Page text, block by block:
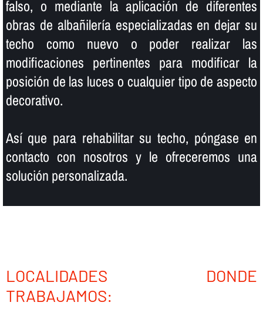
falso, o mediante la aplicación de diferentes
obras de albañilerí­a especializadas en dejar su
techo como nuevo o poder realizar las
modificaciones pertinentes para modificar la
posición de las luces o cualquier tipo de aspecto
decorativo.
Así­ que para rehabilitar su techo, póngase en
contacto con nosotros y le ofreceremos una
solución personalizada.
LOCALIDADES DONDE
TRABAJAMOS: